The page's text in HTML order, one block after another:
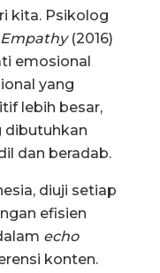
kita. Psikolog
(2016)
emosional
yang
lebih besar,
dibutuhkan
dan beradab.
diuji setiap
efisien
echo
konten.